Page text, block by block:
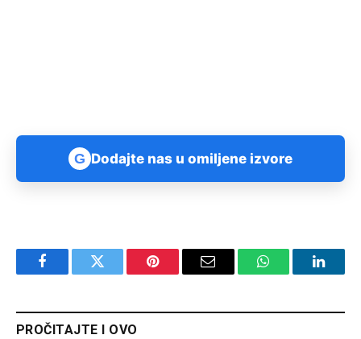
G Dodajte nas u omiljene izvore
FacebookTwitter Pinterest Email WhatsApp
PROČITAJTE I OVO